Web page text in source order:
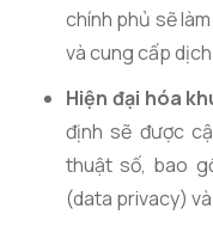
chính phủ sẽ
và cung cấp
Hiện đại hóa
định sẽ được
thuật số, bao
(data privacy)